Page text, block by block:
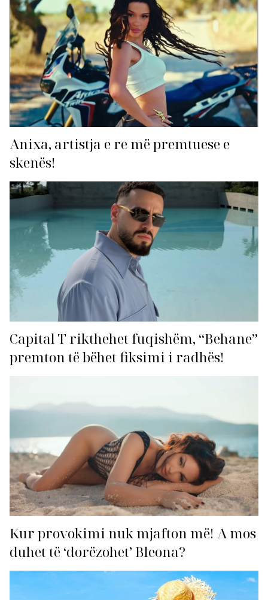
Anixa, artistja e re më premtuese e
skenës!
Capital T rikthehet fuqishëm, “Behane”
premton të bëhet fiksimi i radhës!
Kur provokimi nuk mjafton më! A mos
duhet të ‘dorëzohet’ Bleona?